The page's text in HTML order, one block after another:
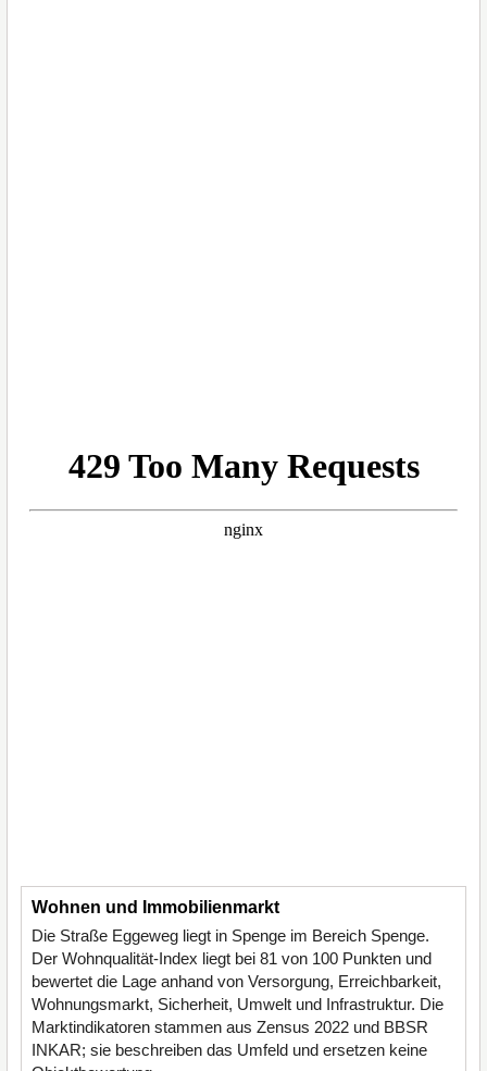
Wohnen und Immobilienmarkt
Die Straße Eggeweg liegt in Spenge im Bereich Spenge.
Der Wohnqualität-Index liegt bei 81 von 100 Punkten und
bewertet die Lage anhand von Versorgung, Erreichbarkeit,
Wohnungsmarkt, Sicherheit, Umwelt und Infrastruktur. Die
Marktindikatoren stammen aus Zensus 2022 und BBSR
INKAR; sie beschreiben das Umfeld und ersetzen keine